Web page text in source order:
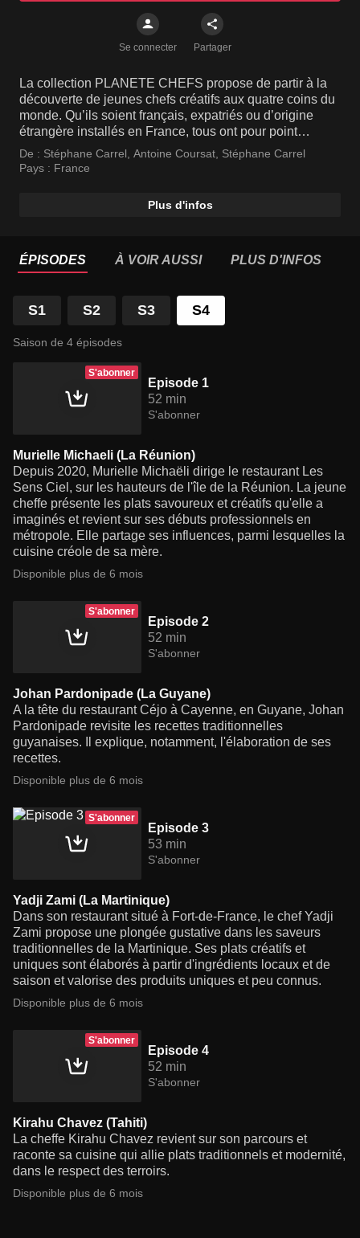
Se connecter Partager
La collection PLANETE CHEFS propose de partir à la
découverte de jeunes chefs créatifs aux quatre coins du
monde. Qu’ils soient français, expatriés ou d’origine
étrangère installés en France, tous ont pour point
commun la passion de la cuisine qu’ils subliment sous
l’influence de leurs origines géographiques.
De : Stéphane Carrel, Antoine Coursat, Stéphane Carrel
Pays : France
Plus d'infos
ÉPISODES À VOIR AUSSI PLUS D'INFOS
S1 S2 S3 S4
Saison de 4 épisodes
S'abonner
Episode 1
52 min
S'abonner
Murielle Michaeli (La Réunion)
Depuis 2020, Murielle Michaëli dirige le restaurant Les
Sens Ciel, sur les hauteurs de l'île de la Réunion. La jeune
cheffe présente les plats savoureux et créatifs qu'elle a
imaginés et revient sur ses débuts professionnels en
métropole. Elle partage ses influences, parmi lesquelles la
cuisine créole de sa mère.
Disponible plus de 6 mois
S'abonner
Episode 2
52 min
S'abonner
Johan Pardonipade (La Guyane)
A la tête du restaurant Céjo à Cayenne, en Guyane, Johan
Pardonipade revisite les recettes traditionnelles
guyanaises. Il explique, notamment, l'élaboration de ses
recettes.
Disponible plus de 6 mois
S'abonner
Episode 3
53 min
S'abonner
Yadji Zami (La Martinique)
Dans son restaurant situé à Fort-de-France, le chef Yadji
Zami propose une plongée gustative dans les saveurs
traditionnelles de la Martinique. Ses plats créatifs et
uniques sont élaborés à partir d'ingrédients locaux et de
saison et valorise des produits uniques et peu connus.
Disponible plus de 6 mois
S'abonner
Episode 4
52 min
S'abonner
Kirahu Chavez (Tahiti)
La cheffe Kirahu Chavez revient sur son parcours et
raconte sa cuisine qui allie plats traditionnels et modernité,
dans le respect des terroirs.
Disponible plus de 6 mois